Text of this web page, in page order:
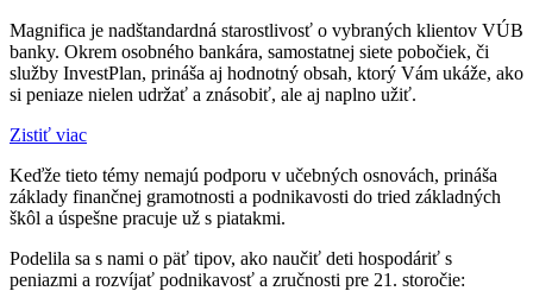
Magnifica je nadštandardná starostlivosť o vybraných klientov VÚB
banky. Okrem osobného bankára, samostatnej siete pobočiek, či
služby InvestPlan, prináša aj hodnotný obsah, ktorý Vám ukáže, ako
si peniaze nielen udržať a znásobiť, ale aj naplno užiť.
Zistiť viac
Keďže tieto témy nemajú podporu v učebných osnovách, prináša
základy finančnej gramotnosti a podnikavosti do tried základných
škôl a úspešne pracuje už s piatakmi.
Podelila sa s nami o päť tipov, ako naučiť deti hospodáriť s
peniazmi a rozvíjať podnikavosť a zručnosti pre 21. storočie: